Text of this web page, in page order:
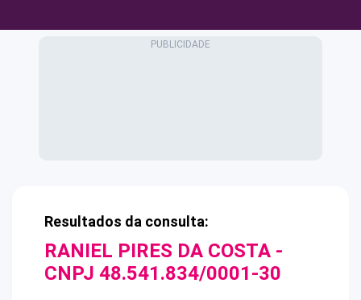
Resultados da consulta:
RANIEL PIRES DA COSTA -
CNPJ 48.541.834/0001-30